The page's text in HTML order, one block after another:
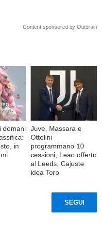
Content sponsored by Outbrain
domani
in
Juve, Massara e
Ottolini
programmano 10
cessioni, Leao offerto
al Leeds, Cajuste
idea Toro
SEGUI